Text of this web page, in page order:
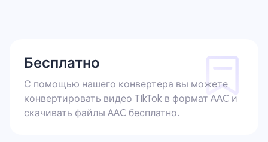
Бесплатно
С помощью нашего конвертера вы можете
конвертировать видео TikTok в формат AAC и
скачивать файлы AAC бесплатно.